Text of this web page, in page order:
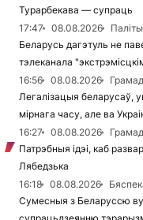
Турарбекава — супраць
17:47
08.08.2026
Беларусь дагэтуль не
тэлеканала
16:56
08.08.2026
Легалізацыя беларусаў,
мірнага часу, але ва
16:27
08.08.2026
Патрэбныя ідэі, каб
Лябедзька
16:18
08.08.2026
Сумесныя з Беларуссю